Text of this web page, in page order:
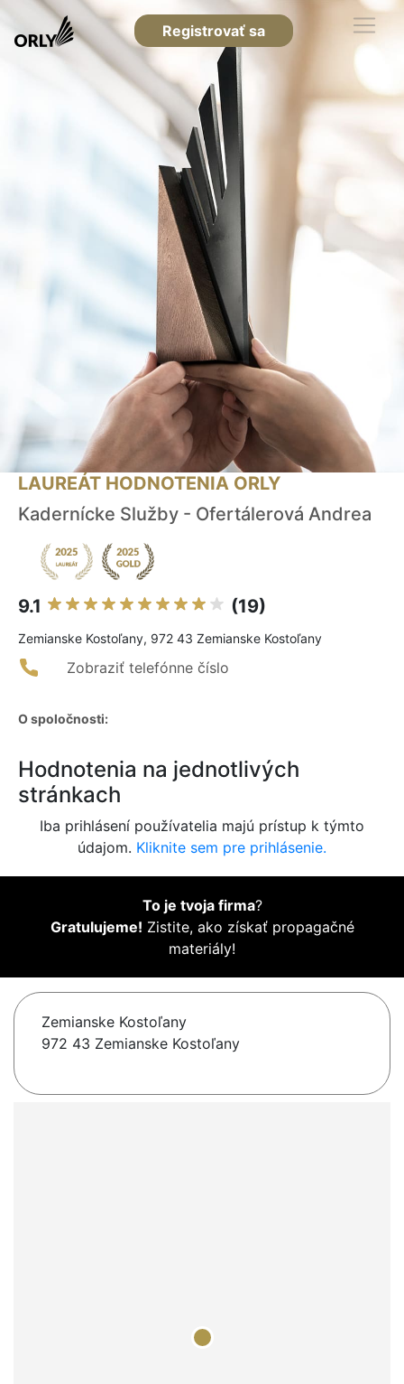
Registrovať sa
LAUREÁT HODNOTENIA ORLY
Kadernícke Služby - Ofertálerová Andrea
9.1 (19)
Zemianske Kostoľany, 972 43 Zemianske Kostoľany
Zobraziť telefónne číslo
O spoločnosti:
Hodnotenia na jednotlivých
stránkach
Iba prihlásení používatelia majú prístup k týmto
údajom. Kliknite sem pre prihlásenie.
To je tvoja firma?
Gratulujeme! Zistite, ako získať propagačné
materiály!
Zemianske Kostoľany
972 43 Zemianske Kostoľany